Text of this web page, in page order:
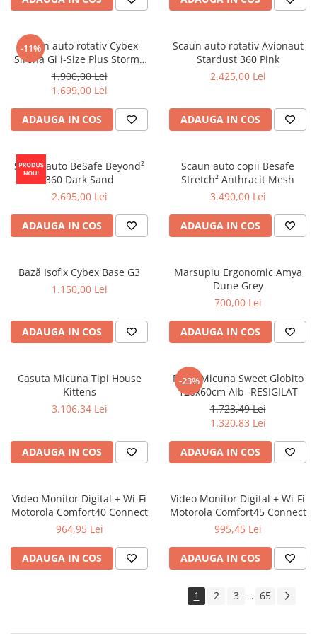
-11%
Scaun auto rotativ Cybex
Sirona Gi i-Size Plus Stormy
Blue
1.900,00 Lei
1.699,00 Lei
ADAUGA IN COS
Scaun auto rotativ Avionaut
Stardust 360 Pink
2.425,00 Lei
ADAUGA IN COS
Scaun auto BeSafe Beyond²
360 Dark Sand
2.695,00 Lei
ADAUGA IN COS
Scaun auto copii Besafe
Stretch² Anthracit Mesh
3.490,00 Lei
ADAUGA IN COS
Bază Isofix Cybex Base G3
1.150,00 Lei
ADAUGA IN COS
Marsupiu Ergonomic Amya
Dune Grey
700,00 Lei
ADAUGA IN COS
Casuta Micuna Tipi House
Kittens
3.106,34 Lei
ADAUGA IN COS
-23%
Patut Micuna Sweet Globito
120x60cm Alb -RESIGILAT
1.723,49 Lei
1.320,83 Lei
ADAUGA IN COS
Video Monitor Digital + Wi-Fi
Motorola Comfort40 Connect
964,95 Lei
ADAUGA IN COS
Video Monitor Digital + Wi-Fi
Motorola Comfort45 Connect
995,45 Lei
ADAUGA IN COS
1 2 3 ... 65